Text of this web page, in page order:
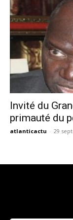
Invité du
primauté du
atlanticactu - 29